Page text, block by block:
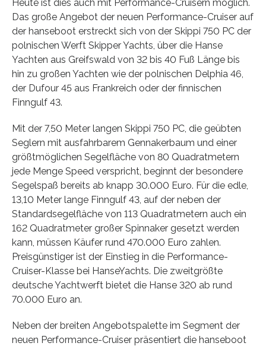
Heute ist dies auch mit Performance-Cruisern möglich.
Das große Angebot der neuen Performance-Cruiser auf
der hanseboot erstreckt sich von der Skippi 750 PC der
polnischen Werft Skipper Yachts, über die Hanse
Yachten aus Greifswald von 32 bis 40 Fuß Länge bis
hin zu großen Yachten wie der polnischen Delphia 46,
der Dufour 45 aus Frankreich oder der finnischen
Finngulf 43.
Mit der 7,50 Meter langen Skippi 750 PC, die geübten
Seglern mit ausfahrbarem Gennakerbaum und einer
größtmöglichen Segelfläche von 80 Quadratmetern
jede Menge Speed verspricht, beginnt der besondere
Segelspaß bereits ab knapp 30.000 Euro. Für die edle,
13,10 Meter lange Finngulf 43, auf der neben der
Standardsegelfläche von 113 Quadratmetern auch ein
162 Quadratmeter großer Spinnaker gesetzt werden
kann, müssen Käufer rund 470.000 Euro zahlen.
Preisgünstiger ist der Einstieg in die Performance-
Cruiser-Klasse bei HanseYachts. Die zweitgrößte
deutsche Yachtwerft bietet die Hanse 320 ab rund
70.000 Euro an.
Neben der breiten Angebotspalette im Segment der
neuen Performance-Cruiser präsentiert die hanseboot